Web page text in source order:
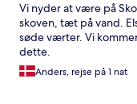
Vi nyder at være på
skoven, tæt på vand.
søde værter. Vi
dette.
Anders, rejse på 1 nat